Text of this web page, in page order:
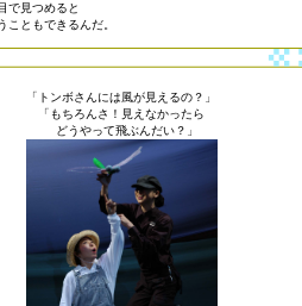
で見つめると
ともできるんだ。
「トンボさんには風が見えるの？」
「もちろんさ！見えなかったら
どうやって飛ぶんだい？」